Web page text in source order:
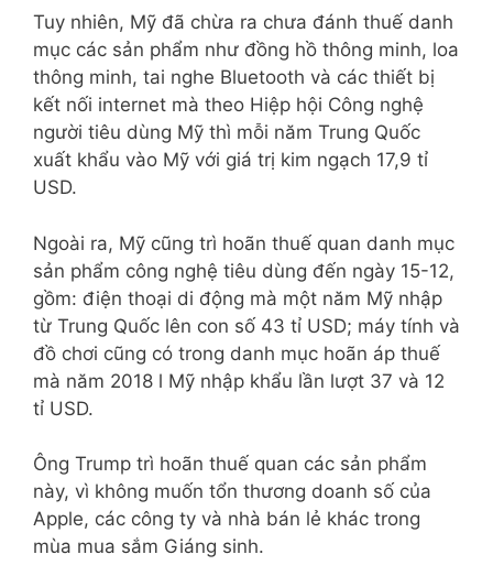
Tuy nhiên, Mỹ đã chừa ra chưa đánh thuế danh
mục các sản phẩm như đồng hồ thông minh, loa
thông minh, tai nghe Bluetooth và các thiết bị
kết nối internet mà theo Hiệp hội Công nghệ
người tiêu dùng Mỹ thì mỗi năm Trung Quốc
xuất khẩu vào Mỹ với giá trị kim ngạch 17,9 tỉ
USD.
Ngoài ra, Mỹ cũng trì hoãn thuế quan danh mục
sản phẩm công nghệ tiêu dùng đến ngày 15-12,
gồm: điện thoại di động mà một năm Mỹ nhập
từ Trung Quốc lên con số 43 tỉ USD; máy tính và
đồ chơi cũng có trong danh mục hoãn áp thuế
mà năm 2018 l Mỹ nhập khẩu lần lượt 37 và 12
tỉ USD.
Ông Trump trì hoãn thuế quan các sản phẩm
này, vì không muốn tổn thương doanh số của
Apple, các công ty và nhà bán lẻ khác trong
mùa mua sắm Giáng sinh.